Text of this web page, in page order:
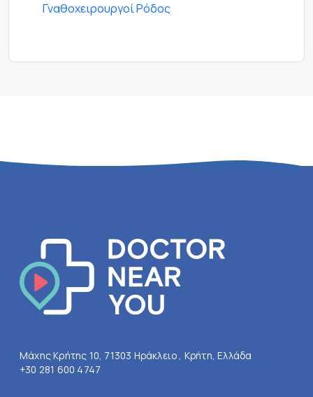
Γναθοχειρουργοί Ρόδος
Μάχης Κρήτης 10, 71303 Ηράκλειο , Κρήτη, Ελλάδα
+30 281 600 4747